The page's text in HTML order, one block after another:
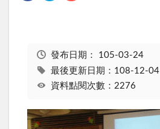
發布日期： 105-03-24
最後更新日期：108-12-04
資料點閱次數：2276